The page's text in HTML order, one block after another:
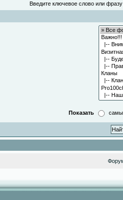
Введите ключевое слово или
Показать